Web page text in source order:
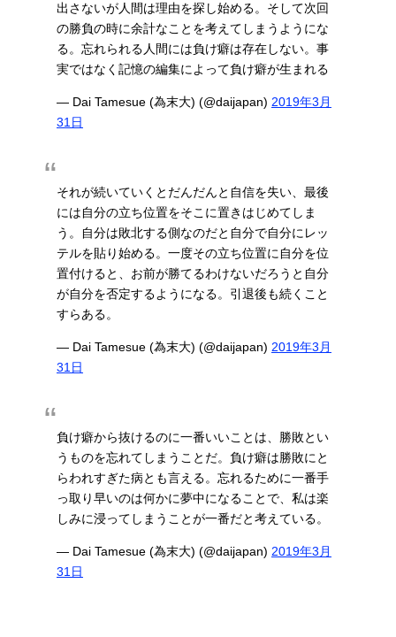
出さないが人間は理由を探し始める。そして次回
の勝負の時に余計なことを考えてしまうようにな
る。忘れられる人間には負け癖は存在しない。事
実ではなく記憶の編集によって負け癖が生まれる
— Dai Tamesue (為末大) (@daijapan) 2019年3月
31日
それが続いていくとだんだんと自信を失い、最後
には自分の立ち位置をそこに置きはじめてしま
う。自分は敗北する側なのだと自分で自分にレッ
テルを貼り始める。一度その立ち位置に自分を位
置付けると、お前が勝てるわけないだろうと自分
が自分を否定するようになる。引退後も続くこと
すらある。
— Dai Tamesue (為末大) (@daijapan) 2019年3月
31日
負け癖から抜けるのに一番いいことは、勝敗とい
うものを忘れてしまうことだ。負け癖は勝敗にと
らわれすぎた病とも言える。忘れるために一番手
っ取り早いのは何かに夢中になることで、私は楽
しみに浸ってしまうことが一番だと考えている。
— Dai Tamesue (為末大) (@daijapan) 2019年3月
31日